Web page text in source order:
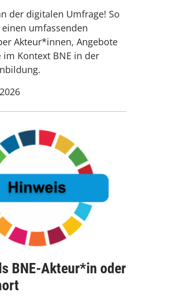
der digitalen Umfrage! So
umfassenden
Akteur*innen, Angebote
im Kontext BNE in der
BNE-Akteur*in oder